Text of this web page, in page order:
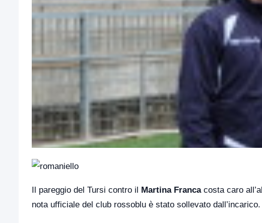
Il pareggio del Tursi contro il Martina Francacosta caro
nota ufficiale del club rossoblu è stato sollevato dall’incarico.